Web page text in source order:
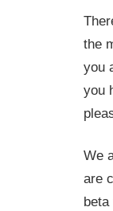
the
you
you
We
are